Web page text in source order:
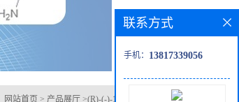
网站首页 > 产品展厅 >(R)-(-)-1,2,3,4-四氢-1-萘胺
联系方式
手机： 13817339056